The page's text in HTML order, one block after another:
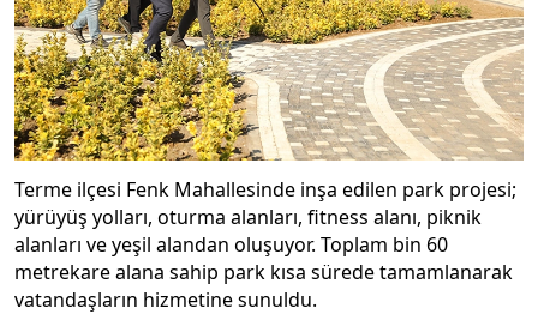
Terme ilçesi Fenk Mahallesinde inşa edilen park projesi;
yürüyüş yolları, oturma alanları, fitness alanı, piknik
alanları ve yeşil alandan oluşuyor. Toplam bin 60
metrekare alana sahip park kısa sürede tamamlanarak
vatandaşların hizmetine sunuldu.